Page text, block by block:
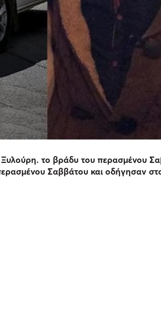
το βράδυ του περασμένου
Σαββάτου και οδήγησαν